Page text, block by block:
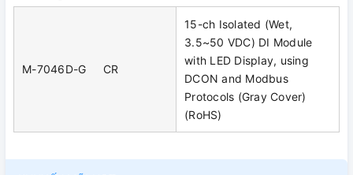
M-7046D-G CR
15-ch Isolated (Wet,
3.5~50 VDC) DI Module
with LED Display, using
DCON and Modbus
Protocols (Gray Cover)
(RoHS)